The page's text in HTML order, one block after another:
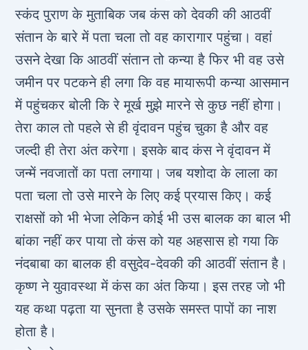
स्‍कंद पुराण के मुताबिक जब कंस को देवकी की आठवीं
संतान के बारे में पता चला तो वह कारागार पहुंचा। वहां
उसने देखा कि आठवीं संतान तो कन्‍या है फिर भी वह उसे
जमीन पर पटकने ही लगा कि वह मायारूपी कन्‍या आसमान
में पहुंचकर बोली कि रे मूर्ख मुझे मारने से कुछ नहीं होगा।
तेरा काल तो पहले से ही वृंदावन पहुंच चुका है और वह
जल्‍दी ही तेरा अंत करेगा। इसके बाद कंस ने वृंदावन में
जन्‍में नवजातों का पता लगाया। जब यशोदा के लाला का
पता चला तो उसे मारने के लिए कई प्रयास किए। कई
राक्षसों को भी भेजा लेकिन कोई भी उस बालक का बाल भी
बांका नहीं कर पाया तो कंस को यह अहसास हो गया कि
नंदबाबा का बालक ही वसुदेव-देवकी की आठवीं संतान है।
कृष्‍ण ने युवावस्‍था में कंस का अंत किया। इस तरह जो भी
यह कथा पढ़ता या सुनता है उसके समस्‍त पापों का नाश
होता है।